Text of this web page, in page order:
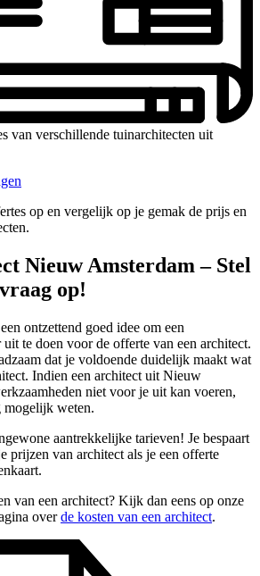
van verschillende tuinarchitecten uit
op en vergelijk op je gemak de prijs en
Nieuw Amsterdam – Stel
op!
ontzettend goed idee om een
te doen voor de offerte van een architect.
dat je voldoende duidelijk maakt wat
Indien een architect uit Nieuw
niet voor je uit kan voeren,
weten.
aantrekkelijke tarieven! Je bespaart
prijzen van architect als je een offerte
van een architect? Kijk dan eens op onze
overde kosten van een architect.